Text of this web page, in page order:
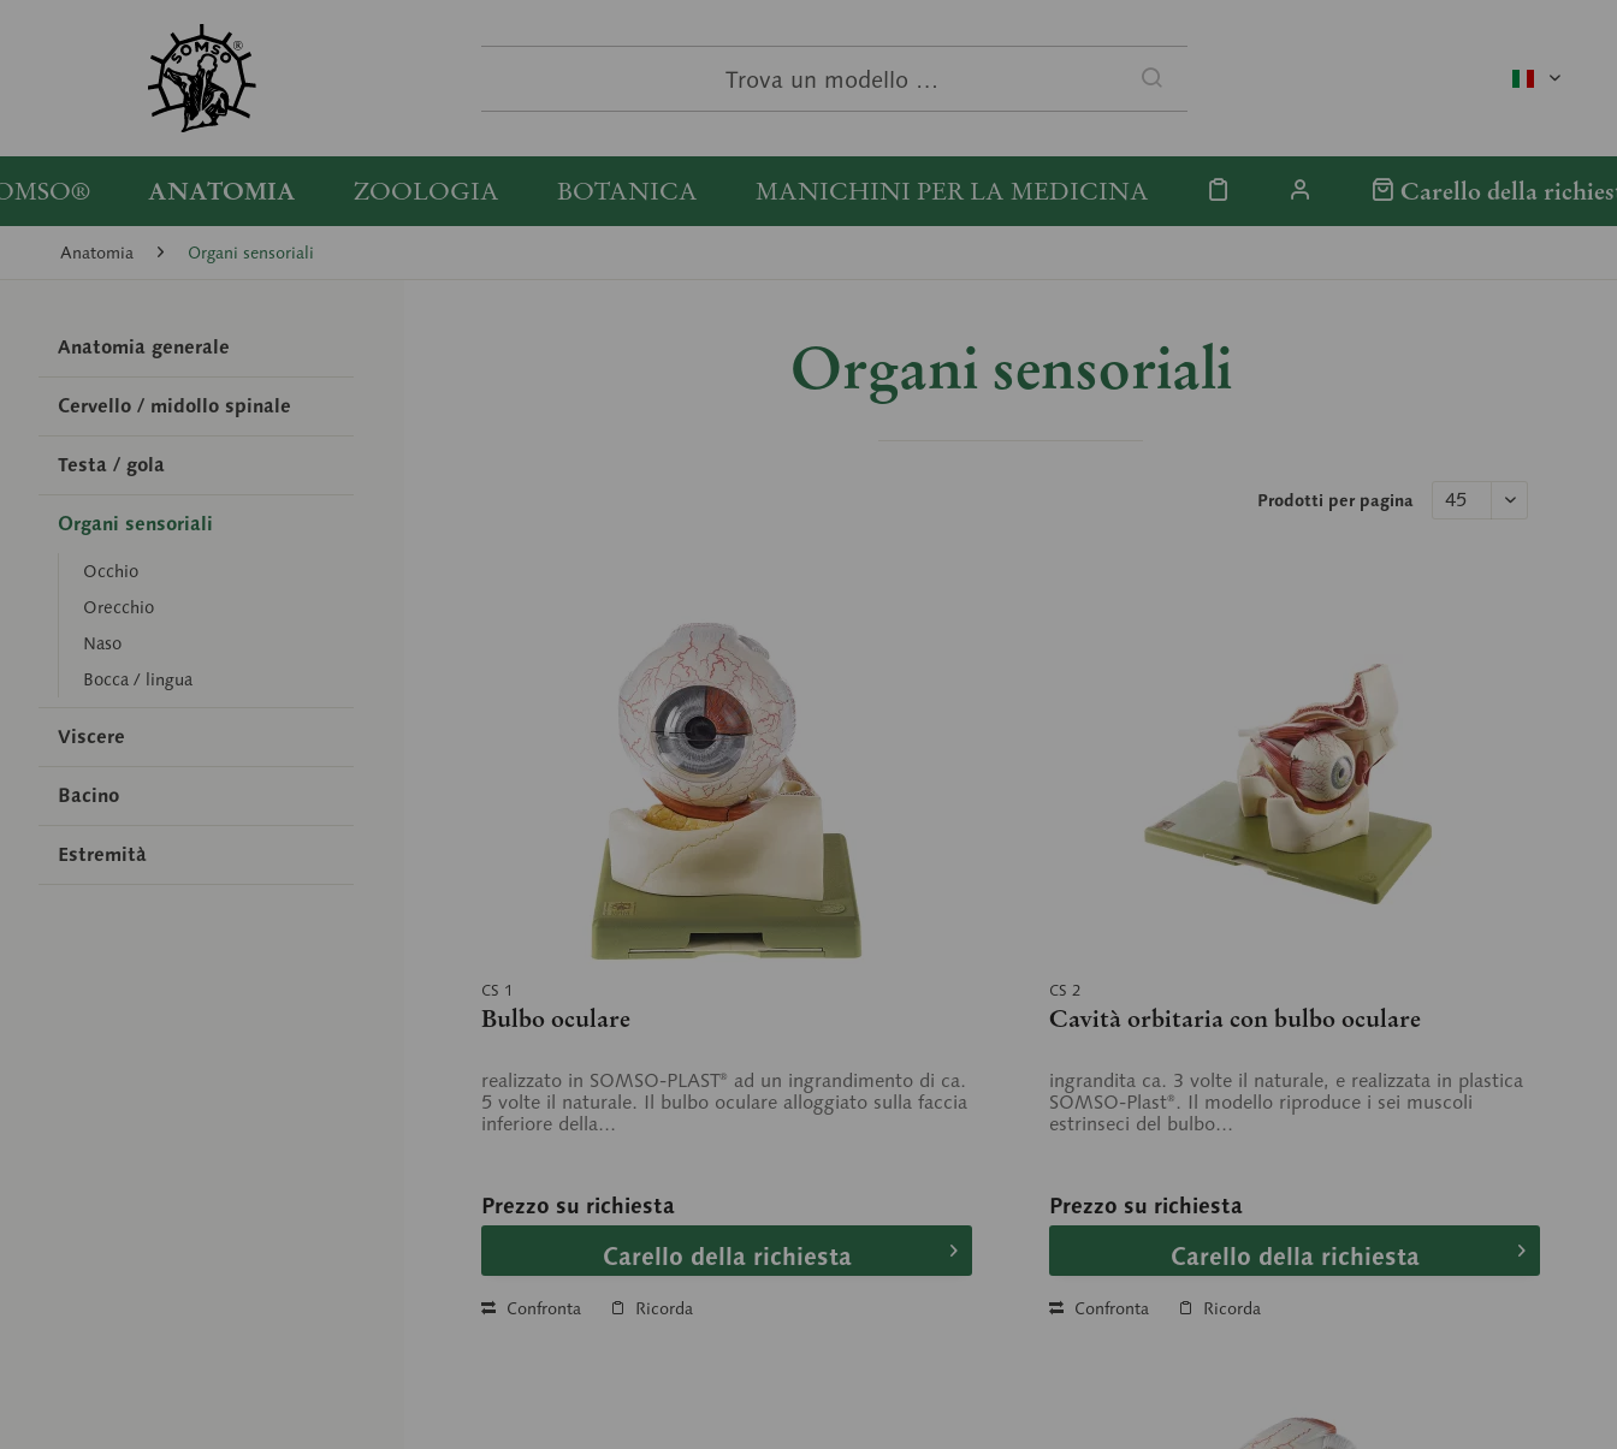
ANATOMIA ZOOLOGIA BOTANICA MANICHINI PER LA MEDICINA Carello della
Anatomia Organi sensoriali
Anatomia generale
Cervello / midollo spinale
Testa / gola
Organi sensoriali
Occhio
Orecchio
Naso
Bocca / lingua
Viscere
Bacino
Estremità
Organi sensoriali
Prodotti per pagina
CS 1
Bulbo oculare
realizzato in SOMSO-PLAST® ad un ingrandimento di ca.
5 volte il naturale. Il bulbo oculare alloggiato sulla faccia
inferiore della...
Prezzo su richiesta
Carello della richiesta
Confronta Ricorda
CS 2
Cavità orbitaria con bulbo oculare
ingrandita ca. 3 volte il naturale, e realizzata in plastica
SOMSO-Plast®. Il modello riproduce i sei muscoli
estrinseci del bulbo...
Prezzo su richiesta
Carello della richiesta
Confronta Ricorda